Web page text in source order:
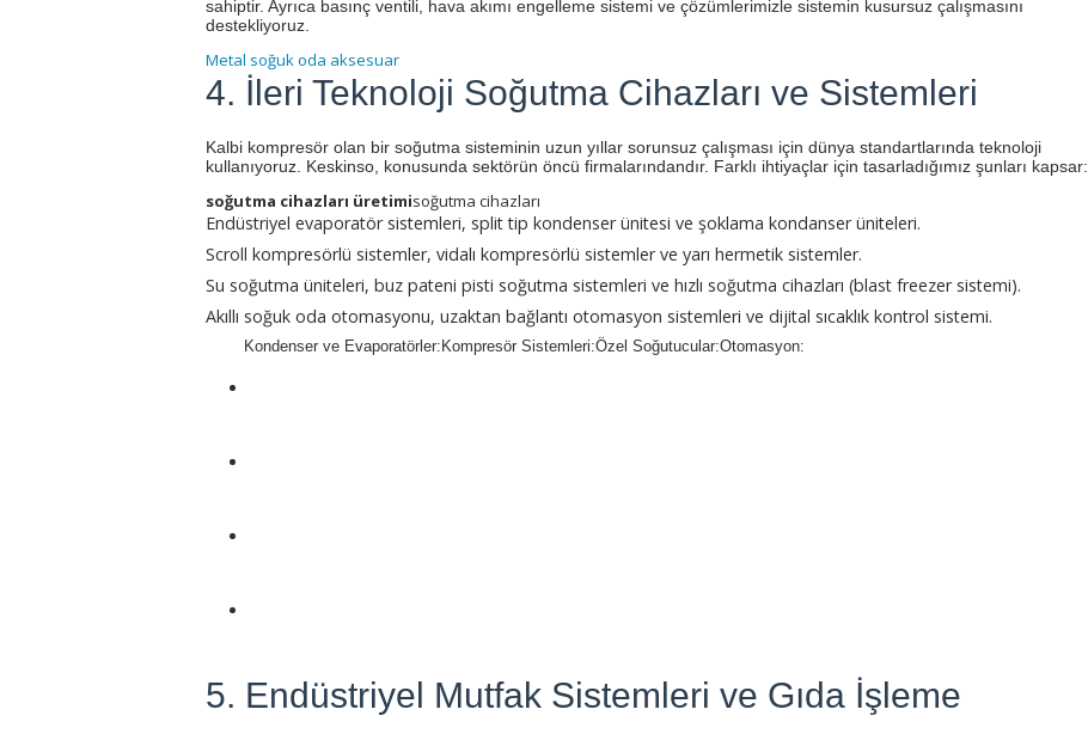
sahiptir. Ayrıca basınç ventili, hava akımı engelleme sistemi ve çözümlerimizle sistemin kusursuz çalışmasını
destekliyoruz.
Metal soğuk oda aksesuar
4. İleri Teknoloji Soğutma Cihazları ve Sistemleri
Kalbi kompresör olan bir soğutma sisteminin uzun yıllar sorunsuz çalışması için dünya standartlarında teknoloji
kullanıyoruz. Keskinso, konusunda sektörün öncü firmalarındandır. Farklı ihtiyaçlar için tasarladığımız şunları kapsar:
soğutma cihazları üretimisoğutma cihazları
Endüstriyel evaporatör sistemleri, split tip kondenser ünitesi ve şoklama kondanser üniteleri.
Scroll kompresörlü sistemler, vidalı kompresörlü sistemler ve yarı hermetik sistemler.
Su soğutma üniteleri, buz pateni pisti soğutma sistemleri ve hızlı soğutma cihazları (blast freezer sistemi).
Akıllı soğuk oda otomasyonu, uzaktan bağlantı otomasyon sistemleri ve dijital sıcaklık kontrol sistemi.
Kondenser ve Evaporatörler:Kompresör Sistemleri:Özel Soğutucular:Otomasyon:
5. Endüstriyel Mutfak Sistemleri ve Gıda İşleme